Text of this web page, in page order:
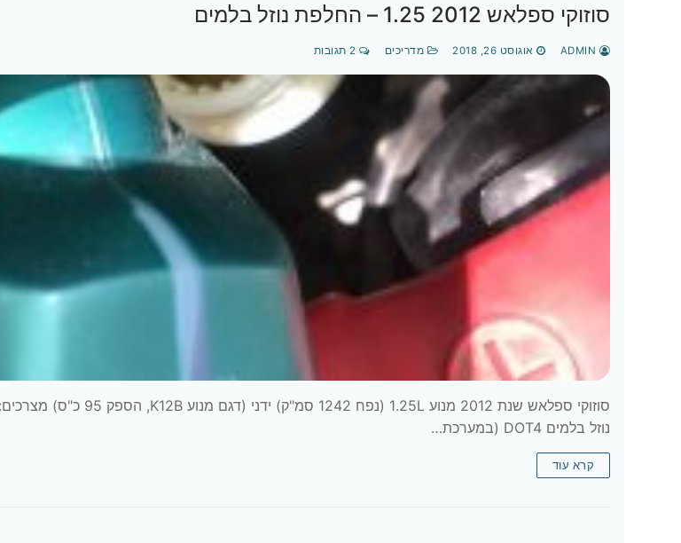
סוזוקי ספלאש 2012 1.25 – החלפת נוזל בלמים
אוגוסט 26, 2018 מדריכים
נוזל בלמים DOT4 (במערכת…
קרא עוד